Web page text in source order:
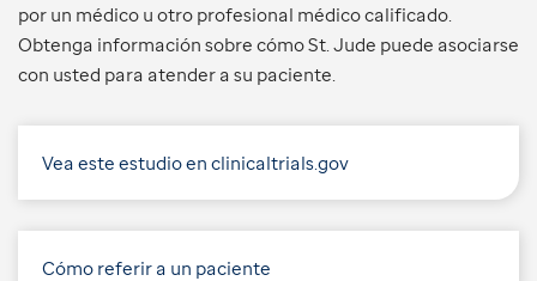
por un médico u otro profesional médico calificado.
Obtenga información sobre cómo St. Jude puede asociarse
con usted para atender a su paciente.
Vea este estudio en clinicaltrials.gov
Cómo referir a un paciente